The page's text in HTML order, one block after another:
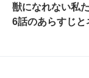
獣になれない私
6話のあらすじと